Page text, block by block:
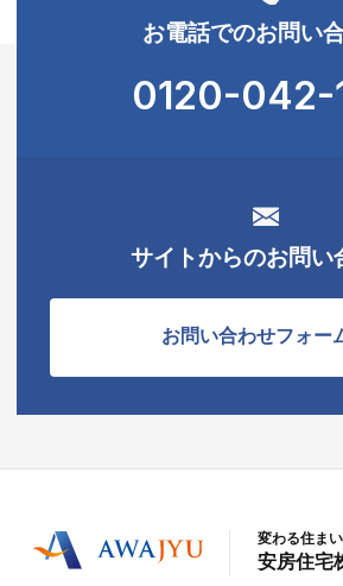
お電話でのお問い
0120-042-
サイトからのお問い
お問い合わせフォー
変わる住ま
安房住宅